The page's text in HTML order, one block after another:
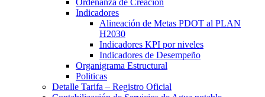
Ordenanza de Creación
Indicadores
Alineación de Metas PDOT al PLAN
H2030
Indicadores KPI por niveles
Indicadores de Desempeño
Organigrama Estructural
Politicas
Detalle Tarifa – Registro Oficial